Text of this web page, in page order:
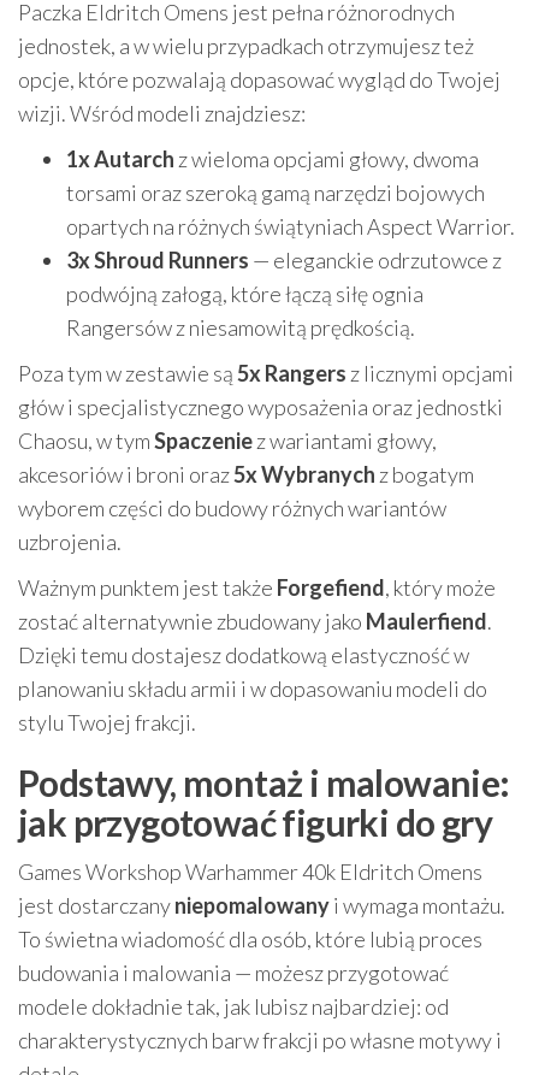
Paczka Eldritch Omens jest pełna różnorodnych
jednostek, a w wielu przypadkach otrzymujesz też
opcje, które pozwalają dopasować wygląd do Twojej
wizji. Wśród modeli znajdziesz:
1x Autarch z wieloma opcjami głowy, dwoma
torsami oraz szeroką gamą narzędzi bojowych
opartych na różnych świątyniach Aspect Warrior.
3x Shroud Runners — eleganckie odrzutowce z
podwójną załogą, które łączą siłę ognia
Rangersów z niesamowitą prędkością.
Poza tym w zestawie są5x Rangers z licznymi opcjami
głów i specjalistycznego wyposażenia oraz jednostki
Chaosu, w tymSpaczeniez wariantami głowy,
akcesoriów i broni oraz5x Wybranych z bogatym
wyborem części do budowy różnych wariantów
uzbrojenia.
Ważnym punktem jest także Forgefiend, który może
zostać alternatywnie zbudowany jako Maulerfiend.
Dzięki temu dostajesz dodatkową elastyczność w
planowaniu składu armii i w dopasowaniu modeli do
stylu Twojej frakcji.
Podstawy, montaż i malowanie:
jak przygotować figurki do gry
Games Workshop Warhammer 40k Eldritch Omens
jest dostarczanyniepomalowanyi wymaga montażu.
To świetna wiadomość dla osób, które lubią proces
budowania i malowania — możesz przygotować
modele dokładnie tak, jak lubisz najbardziej: od
charakterystycznych barw frakcji po własne motywy i